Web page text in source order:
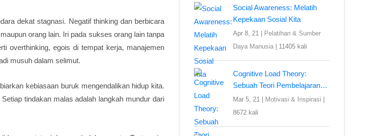
dekat stagnasi. Negatif thinking dan berbicara
orang lain. Iri pada sukses orang lain tanpa
overthinking, egois di tempat kerja, manajemen
musuh dalam selimut.
kebiasaan buruk mengendalikan hidup kita.
tindakan malas adalah langkah mundur dari
Social Awareness: Melatih
Kepekaan Sosial Kita
Apr 8, 21 |
Pelatihan & Sumber
Daya Manusia
11405 kali
Cognitive Load Theory:
Sebuah Teori Pembelajaran…
Mar 5, 21 | Motivasi & Inspirasi
8672 kali